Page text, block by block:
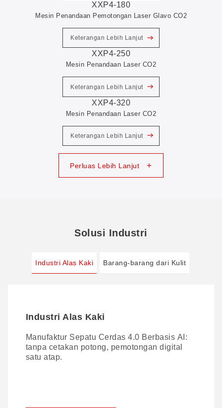
XXP4-180
Mesin Penandaan Pemotongan Laser Glavo CO2
Keterangan Lebih Lanjut
XXP4-250
Mesin Penandaan Laser CO2
Keterangan Lebih Lanjut
XXP4-320
Mesin Penandaan Laser CO2
Keterangan Lebih Lanjut
Perluas Lebih Lanjut +
Solusi Industri
Industri Alas Kaki Barang-barang dari Kulit
Industri Alas Kaki
Manufaktur Sepatu Cerdas 4.0 Berbasis AI:
tanpa cetakan potong, pemotongan digital
satu atap.
Barang-barang dari Kulit
Proses pemotongan kulit tradisional memang
penuh dengan tantangan. Berikut ini cara
GBOS mengatasinya.